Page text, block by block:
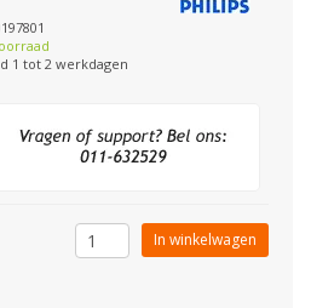
1 tot 2 werkdagen
In winkelwagen